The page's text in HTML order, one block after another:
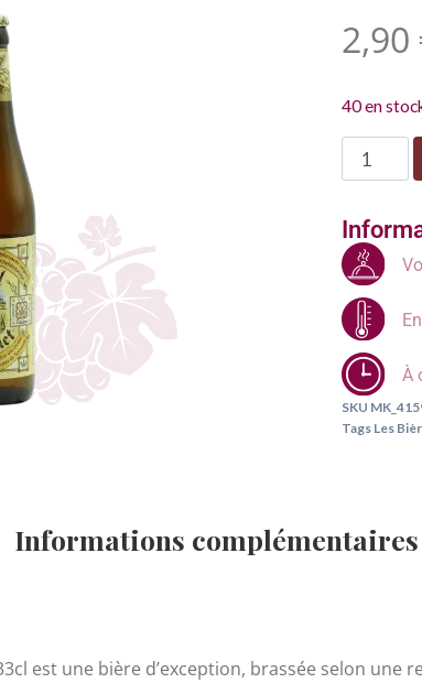
2,90
40 en
À
SKU
Tags Les
Informations complémentaires
est une bière d’exception, brassée selon une